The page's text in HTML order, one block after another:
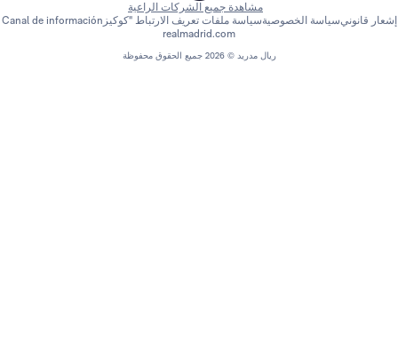
مشاهدة جميع الشركات الراعية
الخصوصيةسياسة ملفات تعريف الارتباط "كوكيز Canal de información
realmadrid.com